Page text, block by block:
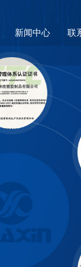
新闻中心 联